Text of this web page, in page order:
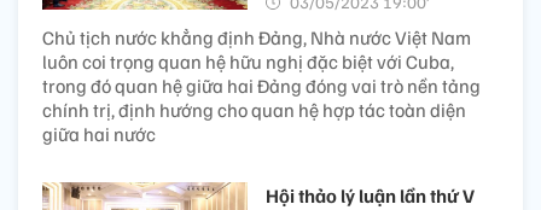
Chủ tịch nước khẳng định Đảng, Nhà nước Việt Nam
luôn coi trọng quan hệ hữu nghị đặc biệt với Cuba,
trong đó quan hệ giữa hai Đảng đóng vai trò nền tảng
chính trị, định hướng cho quan hệ hợp tác toàn diện
giữa hai nước
Hội thảo lý luận lần thứ V